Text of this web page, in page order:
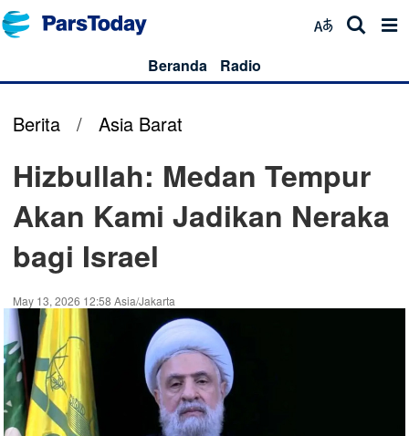
Beranda Radio
Berita / Asia Barat
Hizbullah: Medan Tempur
Akan Kami Jadikan Neraka
bagi Israel
May 13, 2026 12:58 Asia/Jakarta